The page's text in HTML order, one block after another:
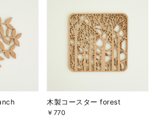
木製コースター forest
￥770